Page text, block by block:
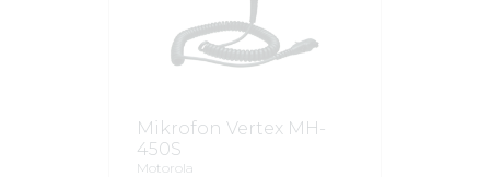
Mikrofon Vertex MH-
450S
Motorola